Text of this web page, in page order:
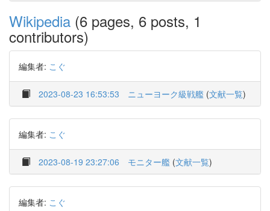
Wikipedia (6 pages, 6 posts, 1
contributors)
編集者: こぐ
2023-08-23 16:53:53 ニューヨーク級戦艦 (文献一覧)
編集者: こぐ
2023-08-19 23:27:06 モニター艦 (文献一覧)
編集者: こぐ